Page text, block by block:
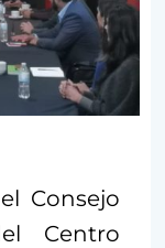
Consejo
Centro